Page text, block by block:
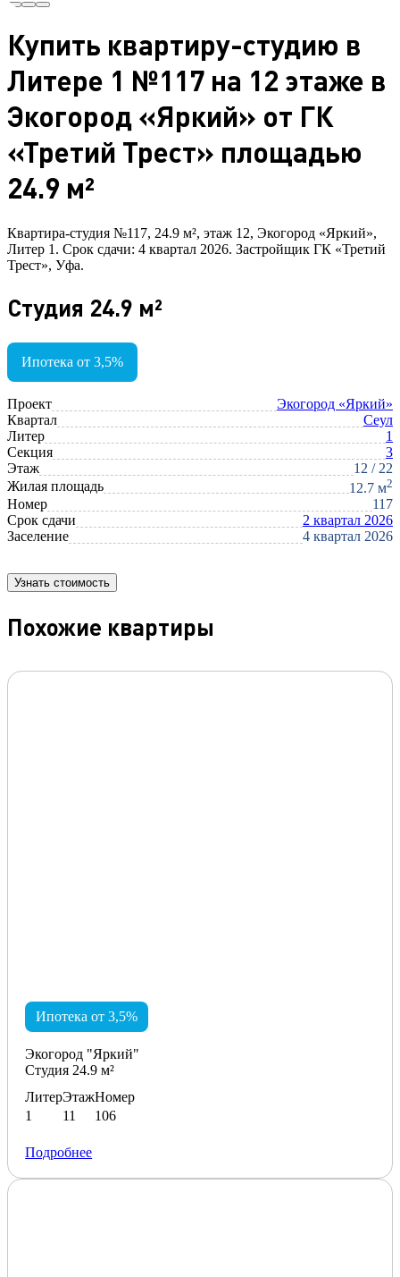
Купить квартиру-студию в
Литере 1 №117 на 12 этаже в
Экогород «Яркий» от ГК
«Третий Трест» площадью
24.9 м²
Квартира-студия №117, 24.9 м², этаж 12, Экогород «Яркий»,
Литер 1. Срок сдачи: 4 квартал 2026. Застройщик ГК «Третий
Трест», Уфа.
Студия 24.9 м²
Ипотека от 3,5%
Проект
Экогород «Яркий»
Квартал
Сеул
Литер
1
Секция
3
Этаж
12 / 22
Жилая площадь
12.7 м2
Номер
117
Срок сдачи
2 квартал 2026
Заселение
4 квартал 2026
Узнать стоимость
Похожие квартиры
Ипотека от 3,5%
Экогород "Яркий"
Студия 24.9 м²
Литер
1
Этаж
11
Номер
106
Подробнее